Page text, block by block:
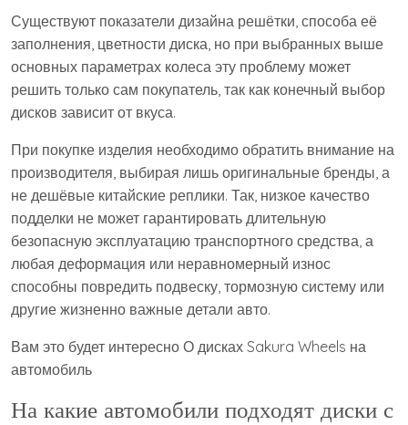
Существуют показатели дизайна решётки, способа её
заполнения, цветности диска, но при выбранных выше
основных параметрах колеса эту проблему может
решить только сам покупатель, так как конечный выбор
дисков зависит от вкуса.
При покупке изделия необходимо обратить внимание на
производителя, выбирая лишь оригинальные бренды, а
не дешёвые китайские реплики. Так, низкое качество
подделки не может гарантировать длительную
безопасную эксплуатацию транспортного средства, а
любая деформация или неравномерный износ
способны повредить подвеску, тормозную систему или
другие жизненно важные детали авто.
Вам это будет интересно О дисках Sakura Wheels на
автомобиль
На какие автомобили подходят диски с